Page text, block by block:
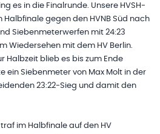
es in die Finalrunde. Unsere HVSH-
Halbfinale gegen den HVNB Süd nach
Siebenmeterwerfen mit 24:23
Wiedersehen mit dem HV Berlin.
Halbzeit blieb es bis zum Ende
ein Siebenmeter von Max Molt in der
23:22-Sieg und damit den
traf im Halbfinale auf den HV